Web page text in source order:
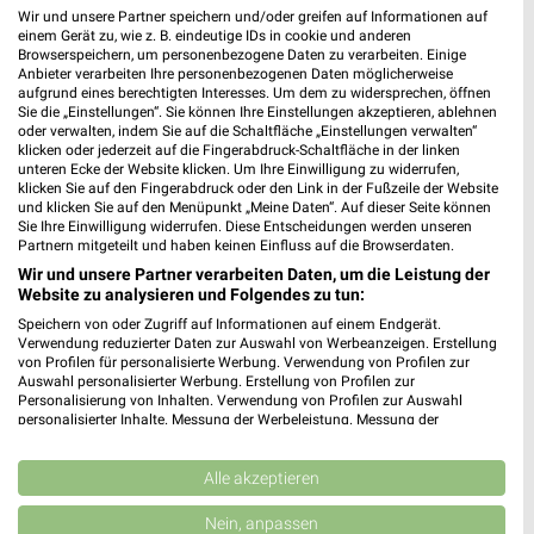
Jetzt alle "Angebote für den Camping-Urlaub" Themen
entdecken!
MEHR PROSPEKTE
Wir und unsere Partner speichern und/oder greifen auf Informationen auf
einem Gerät zu, wie z. B. eindeutige IDs in cookie und anderen
Browserspeichern, um personenbezogene Daten zu verarbeiten. Einige
Anbieter verarbeiten Ihre personenbezogenen Daten möglicherweise
aufgrund eines berechtigten Interesses. Um dem zu widersprechen, öffnen
Sie die „Einstellungen“. Sie können Ihre Einstellungen akzeptieren, ablehnen
oder verwalten, indem Sie auf die Schaltfläche „Einstellungen verwalten“
klicken oder jederzeit auf die Fingerabdruck-Schaltfläche in der linken
unteren Ecke der Website klicken. Um Ihre Einwilligung zu widerrufen,
klicken Sie auf den Fingerabdruck oder den Link in der Fußzeile der Website
und klicken Sie auf den Menüpunkt „Meine Daten“. Auf dieser Seite können
Sie Ihre Einwilligung widerrufen. Diese Entscheidungen werden unseren
Partnern mitgeteilt und haben keinen Einfluss auf die Browserdaten.
Wir und unsere Partner verarbeiten Daten, um die Leistung der
Website zu analysieren und Folgendes zu tun:
Speichern von oder Zugriff auf Informationen auf einem Endgerät.
Verwendung reduzierter Daten zur Auswahl von Werbeanzeigen. Erstellung
von Profilen für personalisierte Werbung. Verwendung von Profilen zur
Auswahl personalisierter Werbung. Erstellung von Profilen zur
Personalisierung von Inhalten. Verwendung von Profilen zur Auswahl
personalisierter Inhalte. Messung der Werbeleistung. Messung der
Kombinationen von Daten aus verschiedenen Quellen. Entwicklung und
Verbesserung der Angebote. Verwendung reduzierter Daten zur Auswahl
von Inhalten.
Daten können außerhalb der Europäischen Union weitergegeben und in die
Alle akzeptieren
Nein, anpassen